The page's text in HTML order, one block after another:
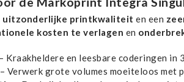
uitzonderlijke printkwaliteit en een
kosten te verlagen en
– Kraakheldere en leesbare coderingen in
– Verwerk grote volumes moeiteloos met